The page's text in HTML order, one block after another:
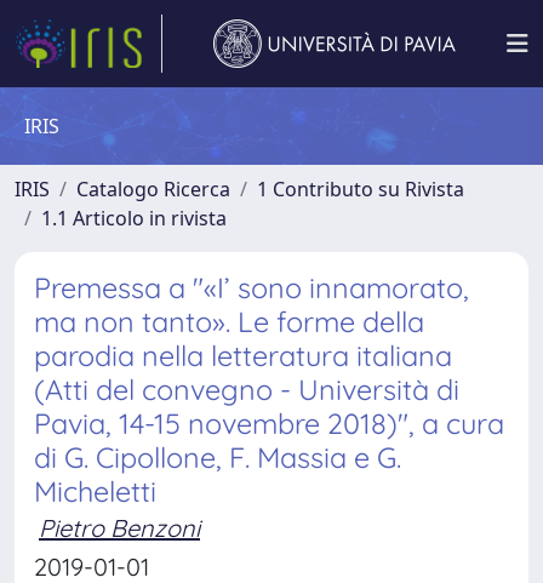
IRIS
IRIS Catalogo Ricerca
1 Contributo su Rivista
1.1 Articolo in rivista
Premessa a "«I’ sono innamorato,
ma non tanto». Le forme della
parodia nella letteratura italiana
(Atti del convegno - Università di
Pavia, 14-15 novembre 2018)", a cura
di G. Cipollone, F. Massia e G.
Micheletti
Pietro Benzoni
2019-01-01